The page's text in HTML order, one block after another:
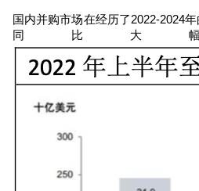
国内并购市场在经历了2022-2024年
同比大